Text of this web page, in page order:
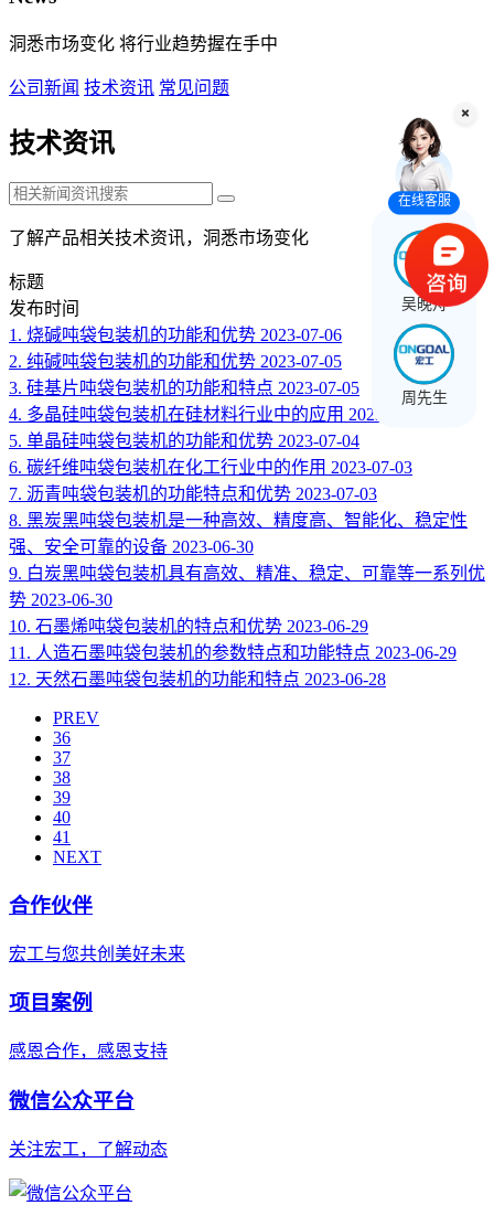
洞悉市场变化 将行业趋势握在手中
公司新闻 技术资讯 常见问题
技术资讯
了解产品相关技术资讯，洞悉市场变化
标题
发布时间
1. 烧碱吨袋包装机的功能和优势 2023-07-06
2. 纯碱吨袋包装机的功能和优势 2023-07-05
3. 硅基片吨袋包装机的功能和特点 2023-07-05
4. 多晶硅吨袋包装机在硅材料行业中的应用 2023-07-04
5. 单晶硅吨袋包装机的功能和优势 2023-07-04
6. 碳纤维吨袋包装机在化工行业中的作用 2023-07-03
7. 沥青吨袋包装机的功能特点和优势 2023-07-03
8. 黑炭黑吨袋包装机是一种高效、精度高、智能化、稳定性
强、安全可靠的设备 2023-06-30
9. 白炭黑吨袋包装机具有高效、精准、稳定、可靠等一系列优
势 2023-06-30
10. 石墨烯吨袋包装机的特点和优势 2023-06-29
11. 人造石墨吨袋包装机的参数特点和功能特点 2023-06-29
12. 天然石墨吨袋包装机的功能和特点 2023-06-28
PREV
36
37
38
39
40
41
NEXT
合作伙伴
宏工与您共创美好未来
项目案例
感恩合作，感恩支持
微信公众平台
关注宏工，了解动态
在线客服
吴晚舟
周先生